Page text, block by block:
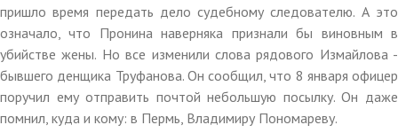
пришло время передать дело судебному следователю. А это
означало, что Пронина наверняка признали бы виновным в
убийстве жены. Но все изменили слова рядового Измайлова -
бывшего денщика Труфанова. Он сообщил, что 8 января офицер
поручил ему отправить почтой небольшую посылку. Он даже
помнил, куда и кому: в Пермь, Владимиру Пономареву.